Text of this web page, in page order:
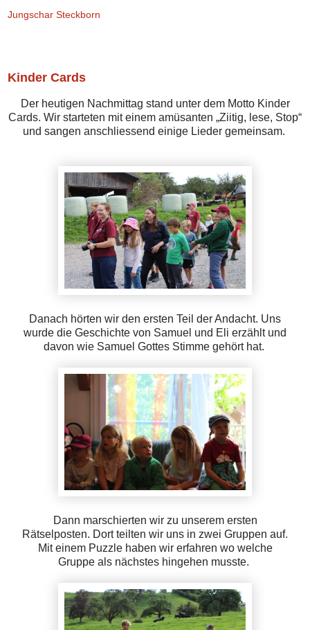
Jungschar Steckborn
Kinder Cards
Der heutigen Nachmittag stand unter dem Motto Kinder
Cards. Wir starteten mit einem amüsanten „Ziitig, lese, Stop“
und sangen anschliessend einige Lieder gemeinsam.
Danach hörten wir den ersten Teil der Andacht. Uns
wurde die Geschichte von Samuel und Eli erzählt und
davon wie Samuel Gottes Stimme gehört hat.
Dann marschierten wir zu unserem ersten
Rätselposten. Dort teilten wir uns in zwei Gruppen auf.
Mit einem Puzzle haben wir erfahren wo welche
Gruppe als nächstes hingehen musste.